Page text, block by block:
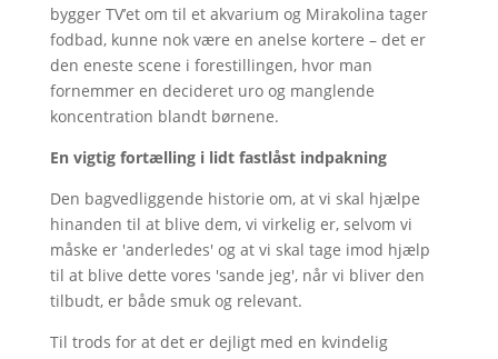
bygger TV’et om til et akvarium og Mirakolina tager
fodbad, kunne nok være en anelse kortere – det er
den eneste scene i forestillingen, hvor man
fornemmer en decideret uro og manglende
koncentration blandt børnene.
En vigtig fortælling i lidt fastlåst indpakning
Den bagvedliggende historie om, at vi skal hjælpe
hinanden til at blive dem, vi virkelig er, selvom vi
måske er 'anderledes' og at vi skal tage imod hjælp
til at blive dette vores 'sande jeg', når vi bliver den
tilbudt, er både smuk og relevant.
Til trods for at det er dejligt med en kvindelig